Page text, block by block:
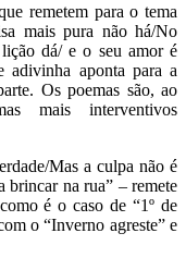
remetem para o tema
mais pura não há/No
dá/ e o seu amor é
adivinha aponta para a
Os poemas são, ao
mais interventivos
Mas a culpa não é
brincar na rua” – remete
é o caso de “1º de
o “Inverno agreste” e